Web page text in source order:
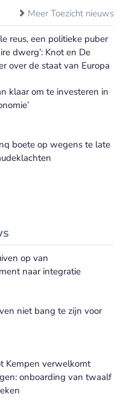
Meer Toezicht nieuws
reus, een politieke puber
dwerg’: Knot en De
over de staat van Europa
klaar om te investeren in
boete op wegens te late
Vermogensbeheer nieuws
op van
naar integratie
niet bang te zijn voor
Kempen verwelkomt
onboarding van twaalf